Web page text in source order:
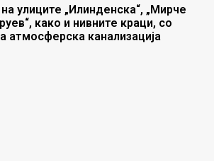
улиците „Илинденска“, „Мирче
како и нивните краци, со
атмосферска канализација